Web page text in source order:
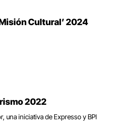
Cultural’ 2024
2022
una iniciativa de Expresso y BPI